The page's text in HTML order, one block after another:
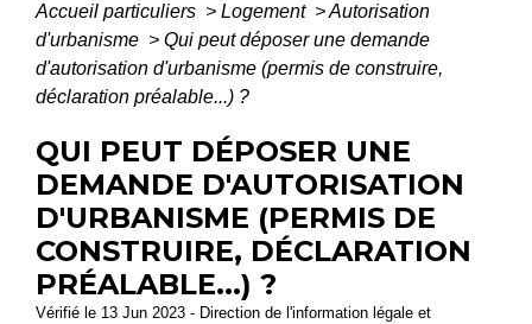
Accueil particuliers > Logement >Autorisation
d'urbanisme > Qui peut déposer une demande
d'autorisation d'urbanisme (permis de construire,
déclaration préalable...) ?
QUI PEUT DÉPOSER UNE
DEMANDE D'AUTORISATION
D'URBANISME (PERMIS DE
CONSTRUIRE, DÉCLARATION
PRÉALABLE...) ?
Vérifié le 13 Jun 2023 - Direction de l'information légale et